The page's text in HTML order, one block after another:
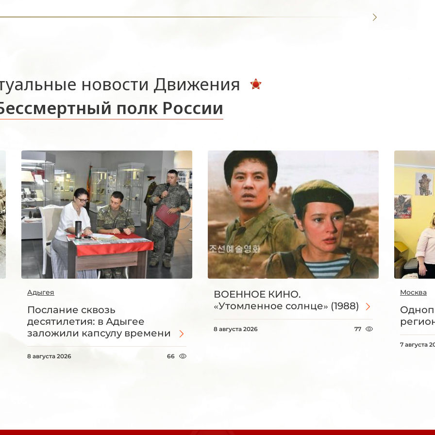
новости Движения
полк России
Адыгея
Послание сквозь
десятилетия: в Адыгее
заложили капсулу времени
8 августа 2026 66
ВОЕННОЕ КИНО.
«Утомленное солнце» (1988)
8 августа 2026 77
Москва
7 августа